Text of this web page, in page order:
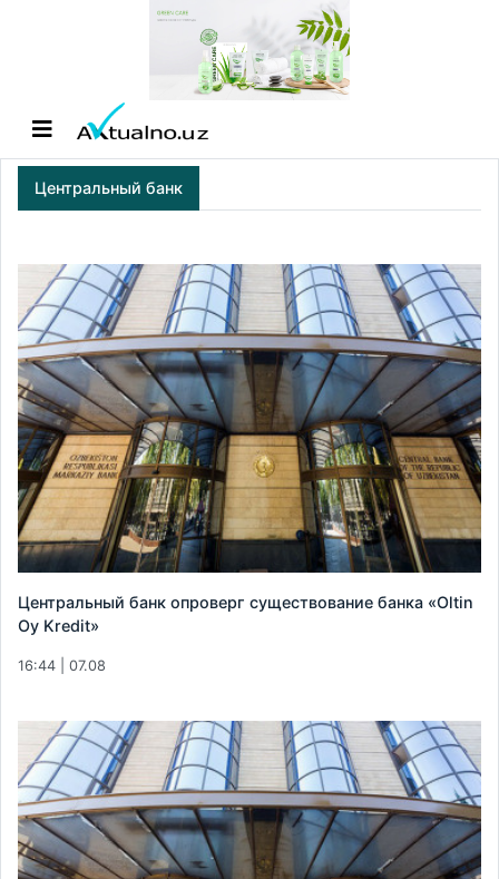
Центральный банк
Центральный банк опроверг существование банка «Oltin
Oy Kredit»
16:44 | 07.08